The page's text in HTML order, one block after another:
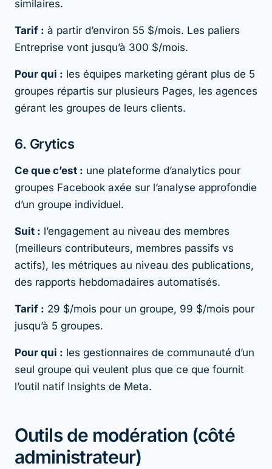
similaires.
Tarif : à partir d’environ 55 $/mois. Les paliers
Entreprise vont jusqu’à 300 $/mois.
Pour qui : les équipes marketing gérant plus de 5
groupes répartis sur plusieurs Pages, les agences
gérant les groupes de leurs clients.
6. Grytics
Ce que c’est : une plateforme d’analytics pour
groupes Facebook axée sur l’analyse approfondie
d’un groupe individuel.
Suit : l’engagement au niveau des membres
(meilleurs contributeurs, membres passifs vs
actifs), les métriques au niveau des publications,
des rapports hebdomadaires automatisés.
Tarif : 29 $/mois pour un groupe, 99 $/mois pour
jusqu’à 5 groupes.
Pour qui : les gestionnaires de communauté d’un
seul groupe qui veulent plus que ce que fournit
l’outil natif Insights de Meta.
Outils de modération (côté
administrateur)